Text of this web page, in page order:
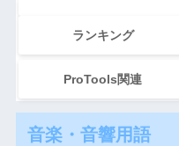
ランキング
ProTools関連
音楽・音響用語